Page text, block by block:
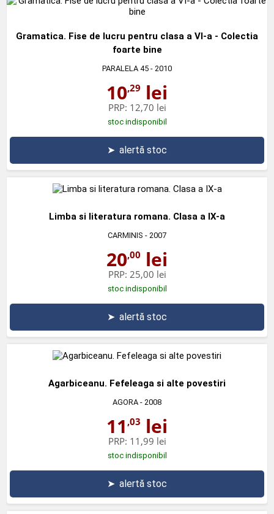
Gramatica. Fise de lucru pentru clasa a VI-a - Colectia
foarte bine
PARALELA 45 - 2010
10,29 lei
PRP: 12,70 lei
stoc indisponibil
➤ alertă stoc
Limba si literatura romana. Clasa a IX-a
CARMINIS - 2007
20,00 lei
PRP: 25,00 lei
stoc indisponibil
➤ alertă stoc
Agarbiceanu. Fefeleaga si alte povestiri
AGORA - 2008
11 ,03 lei
PRP: 11,99 lei
stoc indisponibil
➤ alertă stoc